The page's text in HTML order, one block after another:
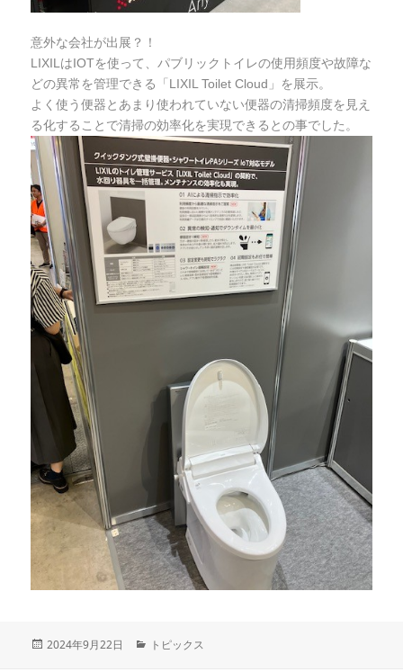
意外な会社が出展？！
LIXILはIOTを使って、パブリックトイレの使用頻度や故障な
どの異常を管理できる「LIXIL Toilet Cloud」を展示。
よく使う便器とあまり使われていない便器の清掃頻度を見え
る化することで清掃の効率化を実現できるとの事でした。
投
2024年9月22日
カ
トピックス